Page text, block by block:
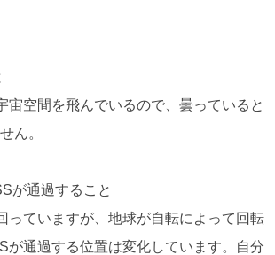
宙空間を飛んでいるので、曇っていると
ん。
が通過すること
っていますが、地球が自転によって回転
が通過する位置は変化しています。自分